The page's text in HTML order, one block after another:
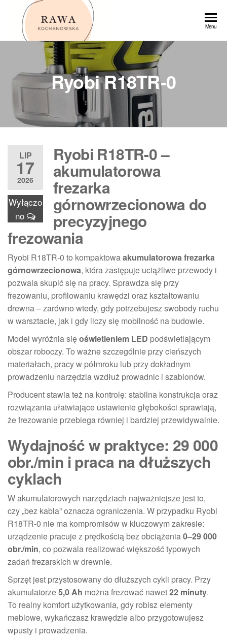
Przejdź
Menu
Ryobi R18TR-0
LIP
17
2026
Wyłączo
no
Ryobi R18TR-0 –
akumulatorowa
frezarka
górnowrzecionowa do
precyzyjnego
frezowania
Ryobi R18TR-0 to kompaktowaakumulatorowa frezarka
górnowrzecionowa, która zastępuje uciążliwe przewody i
pozwala skupić się na pracy. Sprawdza się przy
frezowaniu, profilowaniu krawędzi oraz kształtowaniu
drewna – zarówno wtedy, gdy potrzebujesz swobody ruchu
w warsztacie, jak i gdy liczy się mobilność na budowie.
Model wyróżnia sięoświetleniem LED podświetlającym
obszar roboczy. To ważne szczególnie przy cieńszych
materiałach, pracy w półmroku lub przy dokładnym
prowadzeniu narzędzia wzdłuż prowadnic i szablonów.
Producent stawia też na kontrolę: stabilna konstrukcja oraz
rozwiązania ułatwiające ustawienie głębokości sprawiają,
że frezowanie przebiega równiej i bardziej przewidywalnie.
Wydajność w praktyce: 29 000
obr./min i praca na dłuższych
cyklach
W akumulatorowych narzędziach najważniejsze jest to,
czy „bez kabla” oznacza ograniczenia. W przypadku Ryobi
R18TR-0 nie ma kompromisów w kluczowym zakresie:
urządzenie pracuje z prędkością bez obciążenia0–29 000
obr./min, co pozwala realizować większość typowych
zadań frezarskich w drewnie.
Sprzęt jest przystosowany do dłuższych cykli pracy. Przy
akumulatorze5,0 Ah można frezować nawet22 minuty.
To realny komfort użytkowania, gdy robisz elementy
meblowe, wykańczasz krawędzie albo przygotowujesz
wpusty i prowadzenia.